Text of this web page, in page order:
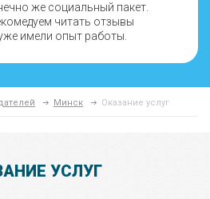
же социальный пакет.
читать отзывы
имели опыт работы.
Минск Оказание услуг
УСЛУГ